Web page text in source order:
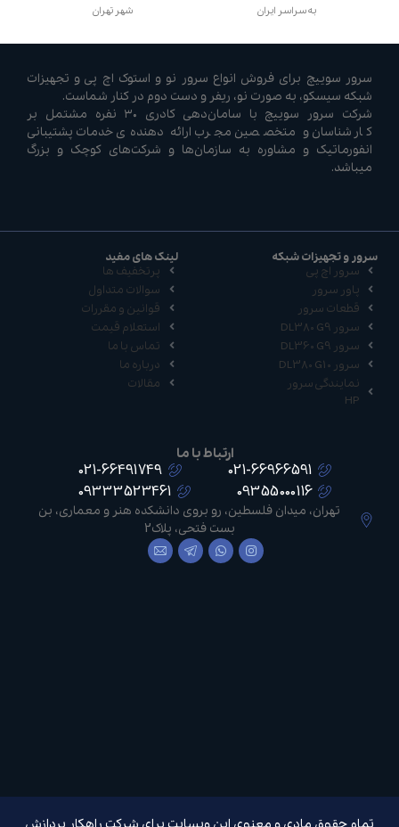
به سراسر ایران شهر تهران
سرور سوییچ برای فروش انواع سرور نو و استوک اچ پی و تجهیزات
شبکه سیسکو، به صورت نو، ریفر و دست دوم در کنار شماست.
شرکت سرور سوییچ با سامان‌دهی کادری ۳۰ نفره مشتمل بر
کارشناسان و متخصصین مجرب ارائه دهنده‌ی خدمات پشتیبانی
انفورماتیک و مشاوره به سازمان‌ها و شرکت‌های کوچک و بزرگ
میباشد.
سرور و تجهیزات شبکه
سرور اچ پی
پاور سرور
قطعات سرور
سرور DL380 G9
سرور DL360 G9
سرور DL380 G10
نمایندگی سرور
HP
لینک های مفید
پرتخفیف ها
سوالات متداول
قوانین و مقررات
استعلام قیمت
تماس با ما
درباره ما
مقالات
ارتباط با ما
021-66966591
021-66491749
09355000116
09333523461
تهران، میدان فلسطین، رو بروی دانشکده هنر و معماری، بن
بست فتحی، پلاک2